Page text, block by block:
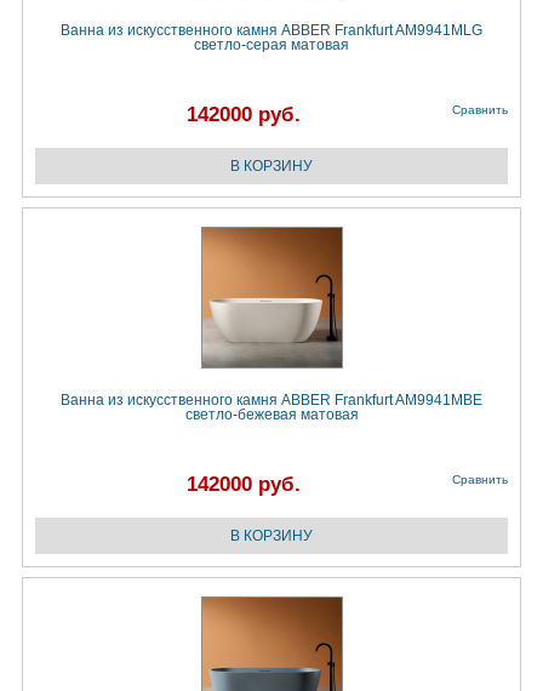
Ванна из искусственного камня ABBER Frankfurt AM9941MLG
светло-серая матовая
142000 руб. Сравнить
Ванна из искусственного камня ABBER Frankfurt AM9941MBE
светло-бежевая матовая
142000 руб. Сравнить